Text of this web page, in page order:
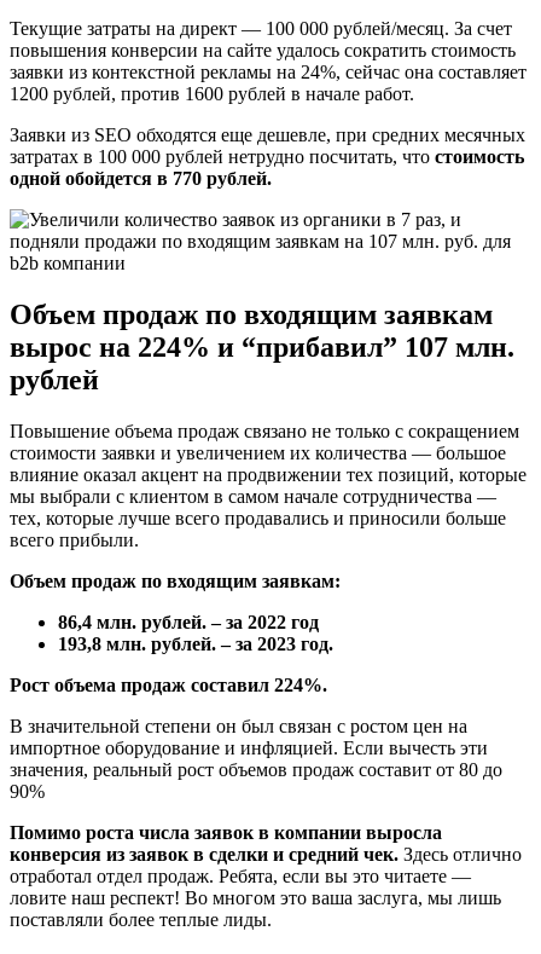
Текущие затраты на директ — 100 000 рублей/месяц. За счет
повышения конверсии на сайте удалось сократить стоимость
заявки из контекстной рекламы на 24%, сейчас она составляет
1200 рублей, против 1600 рублей в начале работ.
Заявки из SEO обходятся еще дешевле, при средних месячных
затратах в 100 000 рублей нетрудно посчитать, что стоимость
одной обойдется в 770 рублей.
Объем продаж по входящим заявкам
вырос на 224% и “прибавил” 107 млн.
рублей
Повышение объема продаж связано не только с сокращением
стоимости заявки и увеличением их количества — большое
влияние оказал акцент на продвижении тех позиций, которые
мы выбрали с клиентом в самом начале сотрудничества —
тех, которые лучше всего продавались и приносили больше
всего прибыли.
Объем продаж по входящим заявкам:
86,4 млн. рублей. – за 2022 год
193,8 млн. рублей. – за 2023 год.
Рост объема продаж составил 224%.
В значительной степени он был связан с ростом цен на
импортное оборудование и инфляцией. Если вычесть эти
значения, реальный рост объемов продаж составит от 80 до
90%
Помимо роста числа заявок в компании выросла
конверсия из заявок в сделки и средний чек. Здесь отлично
отработал отдел продаж. Ребята, если вы это читаете —
ловите наш респект! Во многом это ваша заслуга, мы лишь
поставляли более теплые лиды.